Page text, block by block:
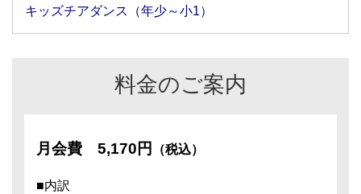
キッズチアダンス（年少～小1）
料金のご案内
月会費 5,170円 （税込）
■内訳